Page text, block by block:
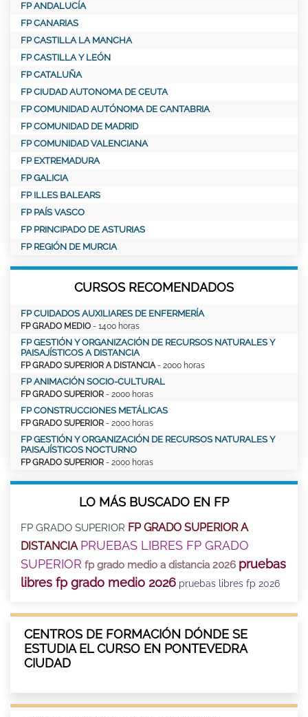
FP ANDALUCÍA
FP CANARIAS
FP CASTILLA LA MANCHA
FP CASTILLA Y LEÓN
FP CATALUÑA
FP CIUDAD AUTONOMA DE CEUTA
FP COMUNIDAD AUTÓNOMA DE CANTABRIA
FP COMUNIDAD DE MADRID
FP COMUNIDAD VALENCIANA
FP EXTREMADURA
FP GALICIA
FP ILLES BALEARS
FP PAÍS VASCO
FP PRINCIPADO DE ASTURIAS
FP REGIÓN DE MURCIA
CURSOS RECOMENDADOS
FP CUIDADOS AUXILIARES DE ENFERMERÍA
FP GRADO MEDIO - 1400 horas
FP GESTIÓN Y ORGANIZACIÓN DE RECURSOS NATURALES Y
PAISAJÍSTICOS A DISTANCIA
FP GRADO SUPERIOR A DISTANCIA- 2000 horas
FP ANIMACIÓN SOCIO-CULTURAL
FP GRADO SUPERIOR - 2000 horas
FP CONSTRUCCIONES METÁLICAS
FP GRADO SUPERIOR - 2000 horas
FP GESTIÓN Y ORGANIZACIÓN DE RECURSOS NATURALES Y
PAISAJÍSTICOS NOCTURNO
FP GRADO SUPERIOR - 2000 horas
LO MÁS BUSCADO EN FP
FP GRADO SUPERIOR FP GRADO SUPERIOR A
DISTANCIA PRUEBAS LIBRES FP GRADO
SUPERIOR fp grado medio a distancia 2026 pruebas
libres fp grado medio 2026 pruebas libres fp 2026
CENTROS DE FORMACIÓN DÓNDE SE
ESTUDIA EL CURSO EN PONTEVEDRA
CIUDAD